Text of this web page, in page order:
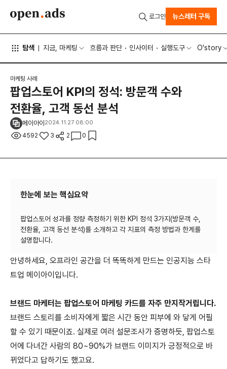
탐색 지금, 마케팅 흐름과 판단 인사이터 실행도구 O'story
로그인 뉴스레터 구독
마케팅 사례
팝업스토어 KPI의 정석: 방문객 수와
전환율, 고객 동선 분석
메이아이 2024.11.27 08:00
4592 3 2 0
한눈에 보는 핵심요약
팝업스토어 성과를 정량 측정하기 위한 KPI 정석 3가지(방문객 수,
전환율, 고객 동선 분석)를 소개하고 각 지표의 측정 방법과 한계를
안녕하세요, 오프라인 공간을 더 똑똑하게 만드는 인공지능 스타
트업 메이아이입니다.
브랜드 마케터는 팝업스토어 마케팅 카드를 자주 만지작거립니다.
브랜드 스토리를 소비자에게 짧은 시간 동안 피부에 와 닿게 어필
할 수 있기 때문이죠. 실제로 여러 설문조사가 증명하듯, 팝업스토
어에 다녀간 사람의 80~90%가 브랜드 이미지가 긍정적으로 바
뀌었다고 답하기도 했고요.